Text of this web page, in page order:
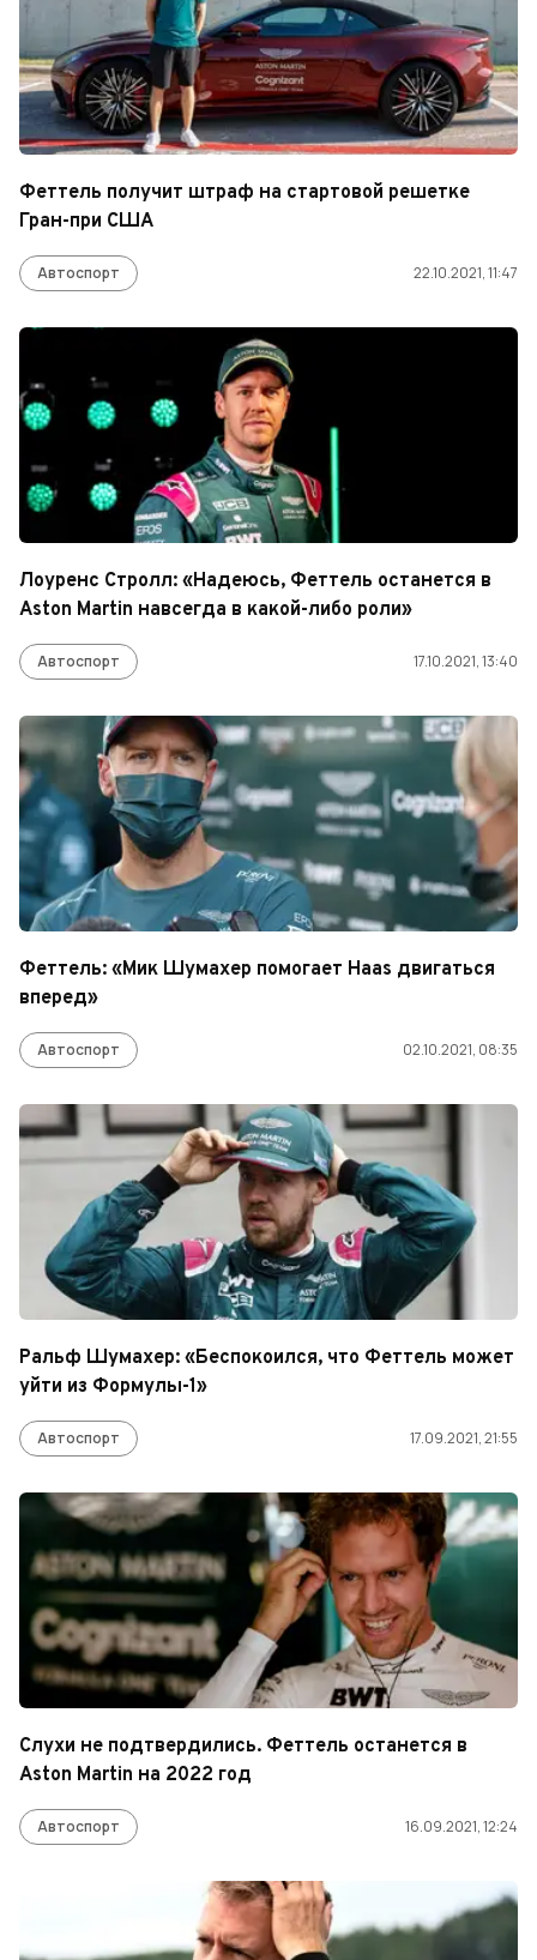
Феттель получит штраф на стартовой решетке
Гран-при США
Автоспорт 22.10.2021, 11:47
Лоуренс Стролл: «Надеюсь, Феттель останется в
Aston Martin навсегда в какой-либо роли»
Автоспорт 17.10.2021, 13:40
Феттель: «Мик Шумахер помогает Haas двигаться
вперед»
Автоспорт 02.10.2021, 08:35
Ральф Шумахер: «Беспокоился, что Феттель может
уйти из Формулы-1»
Автоспорт 17.09.2021, 21:55
Слухи не подтвердились. Феттель останется в
Aston Martin на 2022 год
Автоспорт 16.09.2021, 12:24